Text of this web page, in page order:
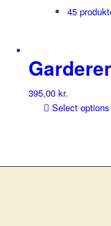
45
395,00 kr.
Select options